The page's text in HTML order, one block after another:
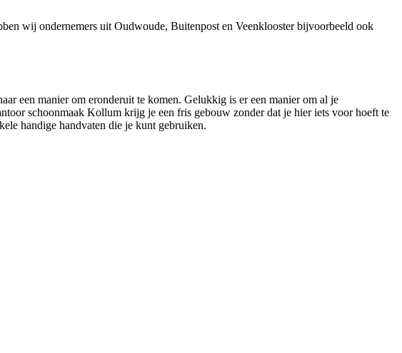
wij ondernemers uit Oudwoude, Buitenpost en Veenklooster bijvoorbeeld ook
een manier om eronderuit te komen. Gelukkig is er een manier om al je
schoonmaak Kollum krijg je een fris gebouw zonder dat je hier iets voor hoeft te
handige handvaten die je kunt gebruiken.